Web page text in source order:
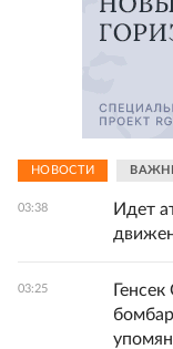
НОВОСТИ
03:38
Идет
03:25